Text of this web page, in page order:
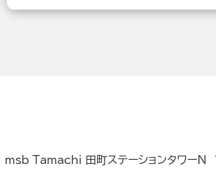
Tamachi 田町ステーションタワーN